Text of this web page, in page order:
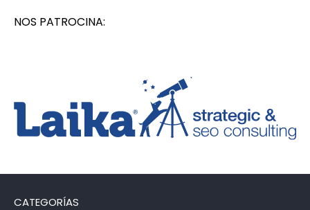
NOS PATROCINA:
CATEGORÍAS